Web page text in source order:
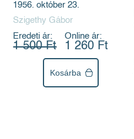
1956. október 23.
Szigethy Gábor
Eredeti ár:
1 500 Ft
Online ár:
1 260 Ft
Kosárba